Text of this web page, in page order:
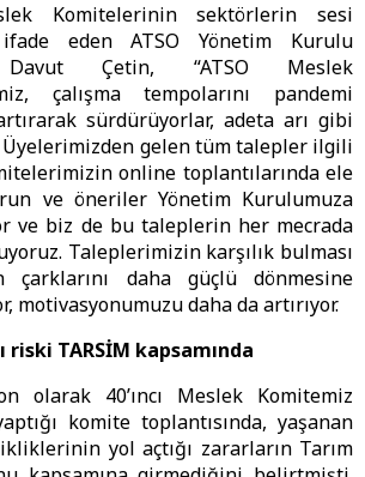
Komitelerinin sektörlerin sesi
eden ATSO Yönetim Kurulu
Davut Çetin, “ATSO Meslek
çalışma tempolarını pandemi
sürdürüyorlar, adeta arı gibi
Üyelerimizden gelen tüm talepler ilgili
online toplantılarında ele
ve öneriler Yönetim Kurulumuza
ve biz de bu taleplerin her mecrada
Taleplerimizin karşılık bulması
çarklarını daha güçlü dönmesine
motivasyonumuzu daha da artırıyor.
riski TARSİM kapsamında
olarak 40’ıncı Meslek Komitemiz
komite toplantısında, yaşanan
yol açtığı zararların Tarım